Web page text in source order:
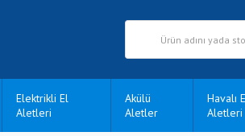
Elektrikli El
Aletleri
Akülü
Aletler
Havalı
Aletleri